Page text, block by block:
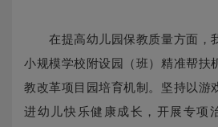
在提高幼儿园保教质量方面，
小规模学校附设园（班）精准帮扶
教改革项目园培育机制。坚持以游
进幼儿快乐健康成长，开展专项